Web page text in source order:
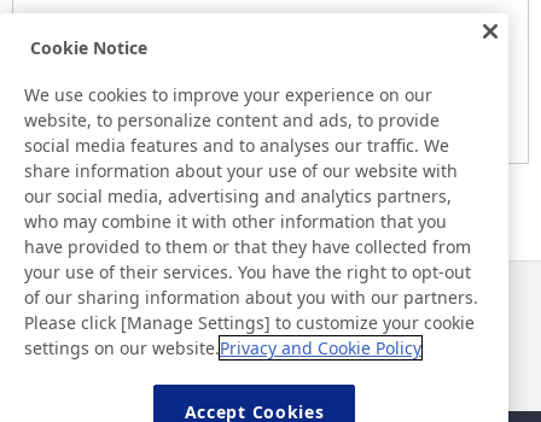
Here is the information at the release day. This information
may be different from the information at other medias.
Please be forewarned.
Notícias
Contato
Perguntas frequentes
Cookie Notice
We use cookies to improve your experience on our
website, to personalize content and ads, to provide
social media features and to analyses our traffic. We
share information about your use of our website with
our social media, advertising and analytics partners,
who may combine it with other information that you
have provided to them or that they have collected from
your use of their services. You have the right to opt-out
of our sharing information about you with our partners.
Please click [Manage Settings] to customize your cookie
settings on our website.Privacy and Cookie Policy
Accept Cookies